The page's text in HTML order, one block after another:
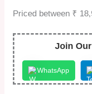
Priced between ₹
Join
WhatsApp